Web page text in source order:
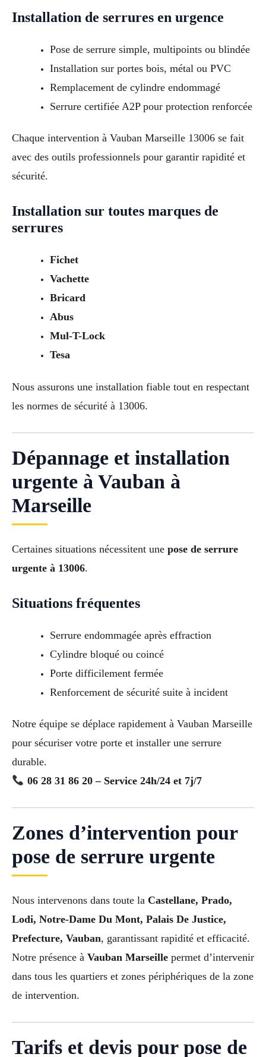
Installation de serrures en urgence
Pose de serrure simple, multipoints ou blindée
Installation sur portes bois, métal ou PVC
Remplacement de cylindre endommagé
Serrure certifiée A2P pour protection renforcée
Chaque intervention à Vauban Marseille 13006 se fait
avec des outils professionnels pour garantir rapidité et
sécurité.
Installation sur toutes marques de
serrures
Fichet
Vachette
Bricard
Abus
Mul-T-Lock
Tesa
Nous assurons une installation fiable tout en respectant
les normes de sécurité à 13006.
Dépannage et installation
urgente à Vauban à
Marseille
Certaines situations nécessitent une pose de serrure
urgente à 13006.
Situations fréquentes
Serrure endommagée après effraction
Cylindre bloqué ou coincé
Porte difficilement fermée
Renforcement de sécurité suite à incident
Notre équipe se déplace rapidement à Vauban Marseille
pour sécuriser votre porte et installer une serrure
durable.
06 28 31 86 20 – Service 24h/24 et 7j/7
Zones d’intervention pour
pose de serrure urgente
Nous intervenons dans toute la Castellane, Prado,
Lodi, Notre-Dame Du Mont, Palais De Justice,
Prefecture, Vauban, garantissant rapidité et efficacité.
Notre présence à Vauban Marseille permet d’intervenir
dans tous les quartiers et zones périphériques de la zone
de intervention.
Tarifs et devis pour pose de